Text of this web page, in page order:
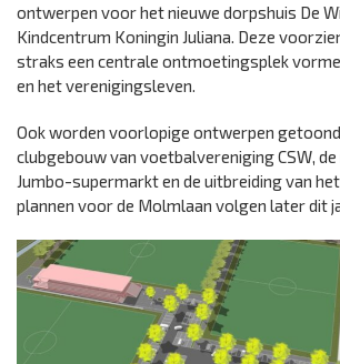
ontwerpen voor het nieuwe dorpshuis De
Kindcentrum Koningin Juliana. Deze
straks een centrale ontmoetingsplek
en het verenigingsleven.
Ook worden voorlopige ontwerpen
clubgebouw van voetbalvereniging CSW,
Jumbo-supermarkt en de uitbreiding van
plannen voor de Molmlaan volgen later dit